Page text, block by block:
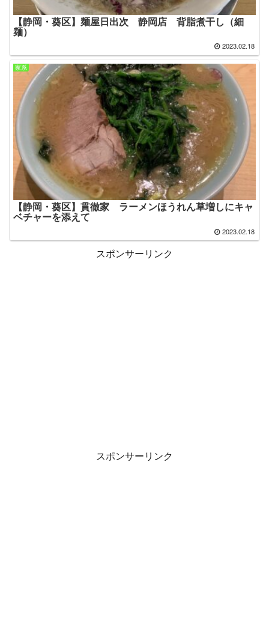
【静岡・葵区】麺屋日出次 静岡店 背脂煮干し（細
麺）
2023.02.18
家系
【静岡・葵区】貫徹家 ラーメンほうれん草増しにキャ
ベチャーを添えて
2023.02.18
スポンサーリンク
スポンサーリンク